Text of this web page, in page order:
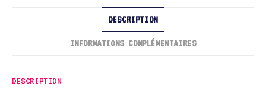
DESCRIPTION
INFORMATIONS COMPLÉMENTAIRES
DESCRIPTION